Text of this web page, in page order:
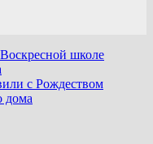
школе
с Рождеством
дома